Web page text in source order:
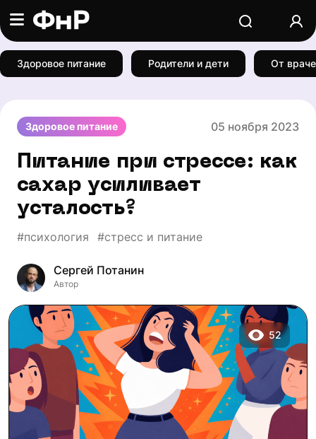
Здоровое питание Родители и дети От
Здоровое питание 05 ноября 2023
Питание при стрессе: как
сахар усиливает
усталость?
#психология #стресс и питание
Сергей Потанин
Автор
52